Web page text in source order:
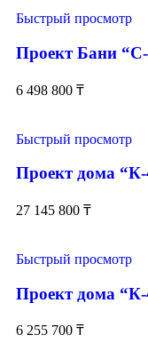
Быстрый просмотр
Проект Бани
6 498 800 ₸
Быстрый просмотр
Проект дома
27 145 800 ₸
Быстрый просмотр
Проект дома
6 255 700 ₸